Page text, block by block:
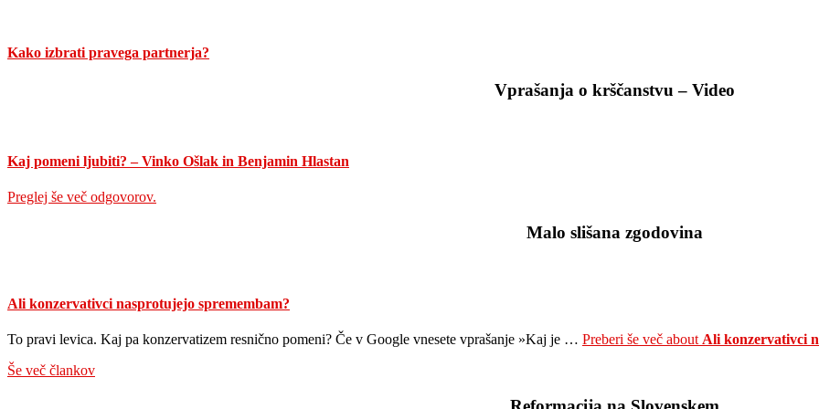
Kako izbrati pravega partnerja?
Vprašanja o krščanstvu – Video
Kaj pomeni ljubiti? – Vinko Ošlak in Benjamin Hlastan
Preglej še več odgovorov.
Malo slišana zgodovina
Ali konzervativci nasprotujejo spremembam?
To pravi levica. Kaj pa konzervatizem resnično pomeni? Če v Google vnesete vprašanje »Kaj je … Preberi še več about Ali konzervativci
Še več člankov